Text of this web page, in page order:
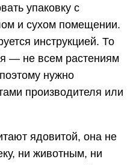
упаковку с
и сухом помещении.
инструкцией. То
— не всем растениям
нужно
производителя или
ядовитой, она не
ни животным, ни